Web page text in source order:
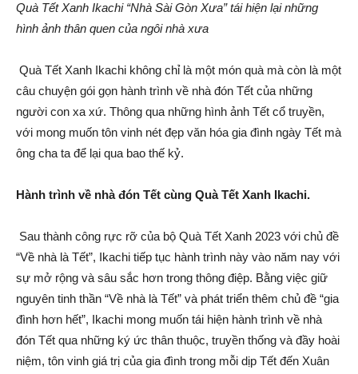
Quà Tết Xanh Ikachi “Nhà Sài Gòn Xưa” tái hiện lại những
hình ảnh thân quen của ngôi nhà xưa
Quà Tết Xanh Ikachi không chỉ là một món quà mà còn là một
câu chuyện gói gọn hành trình về nhà đón Tết của những
người con xa xứ. Thông qua những hình ảnh Tết cổ truyền,
với mong muốn tôn vinh nét đẹp văn hóa gia đình ngày Tết mà
ông cha ta để lại qua bao thế kỷ.
Hành trình về nhà đón Tết cùng Quà Tết Xanh Ikachi.
Sau thành công rực rỡ của bộ Quà Tết Xanh 2023 với chủ đề
“Về nhà là Tết”, Ikachi tiếp tục hành trình này vào năm nay với
sự mở rộng và sâu sắc hơn trong thông điệp. Bằng việc giữ
nguyên tinh thần “Về nhà là Tết” và phát triển thêm chủ đề “gia
đình hơn hết”, Ikachi mong muốn tái hiện hành trình về nhà
đón Tết qua những ký ức thân thuộc, truyền thống và đầy hoài
niệm, tôn vinh giá trị của gia đình trong mỗi dịp Tết đến Xuân